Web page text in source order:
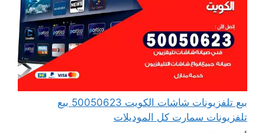
بيع تلفزيونات شاشات الكويت 50050623 بيع
تلفزيونات سمارت كل الموديلات